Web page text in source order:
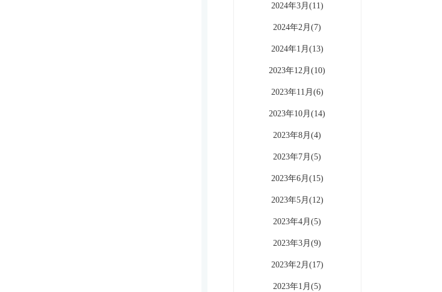
2024年3月(11)
2024年2月(7)
2024年1月(13)
2023年12月(10)
2023年11月(6)
2023年10月(14)
2023年8月(4)
2023年7月(5)
2023年6月(15)
2023年5月(12)
2023年4月(5)
2023年3月(9)
2023年2月(17)
2023年1月(5)